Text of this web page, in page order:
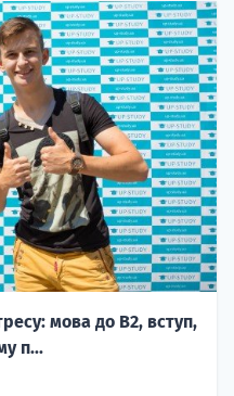
мова до B2, вступ,
п...